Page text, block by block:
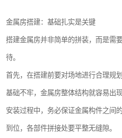
金属房搭建：基础扎实是关键
搭建金属房并非简单的拼装，而是需
待。
首先，在搭建前要对场地进行合理规
基础不牢，金属房整体结构就容易出
安装过程中，务必保证金属构件之间
到位，各部件拼接处要平整无缝隙。